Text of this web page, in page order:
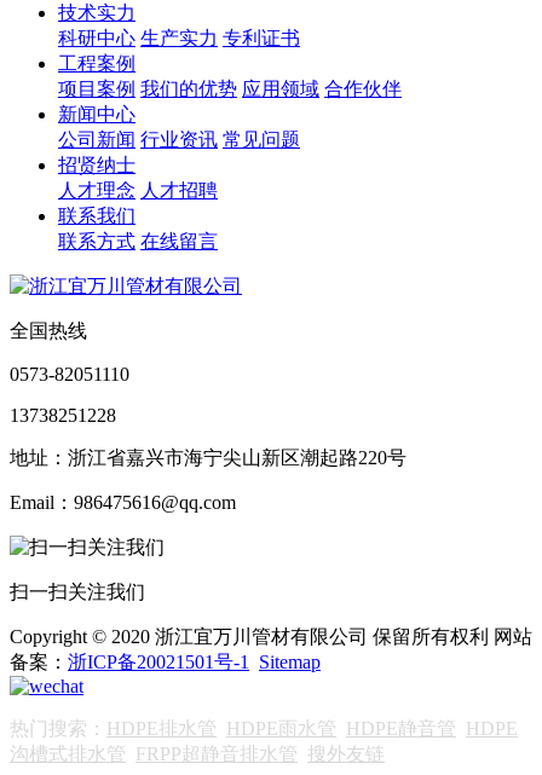
技术实力
科研中心 生产实力 专利证书
工程案例
项目案例 我们的优势 应用领域 合作伙伴
新闻中心
公司新闻 行业资讯 常见问题
招贤纳士
人才理念 人才招聘
联系我们
联系方式 在线留言
全国热线
0573-82051110
13738251228
地址：浙江省嘉兴市海宁尖山新区潮起路220号
Email：986475616@qq.com
扫一扫关注我们
Copyright © 2020 浙江宜万川管材有限公司 保留所有权利 网站
备案： 浙ICP备20021501号-1 Sitemap
热门搜索： HDPE排水管 HDPE雨水管 HDPE静音管 HDPE
沟槽式排水管 FRPP超静音排水管 搜外友链